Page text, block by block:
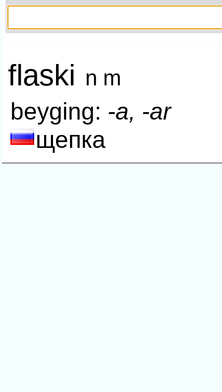
flaski n m
beyging: -а, -ar
щепка